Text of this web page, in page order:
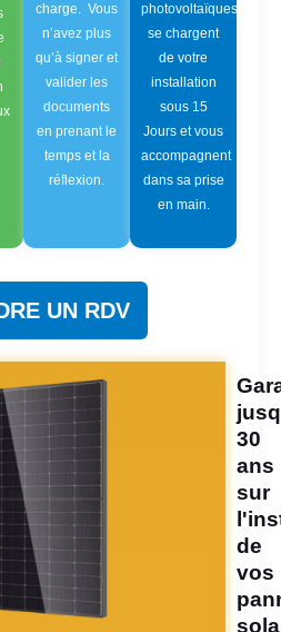
charge. Vous
n’avez plus
qu’à signer et
valider les
documents
en prenant le
temps et la
réflexion.
photovoltaïques
se chargent
de votre
installation
sous 15
Jours et vous
accompagnent
dans sa prise
en main.
UN RDV
30
ans
sur
de
vos